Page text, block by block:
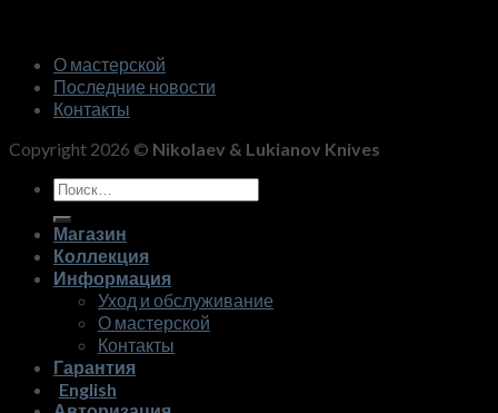
О мастерской
Последние новости
Контакты
Copyright 2026 © Nikolaev & Lukianov Knives
Искать:
Магазин
Коллекция
Информация
Уход и обслуживание
О мастерской
Контакты
Гарантия
English